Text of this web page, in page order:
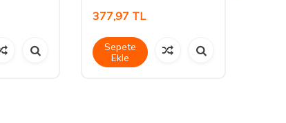
377,97 TL
Sepete
Ekle